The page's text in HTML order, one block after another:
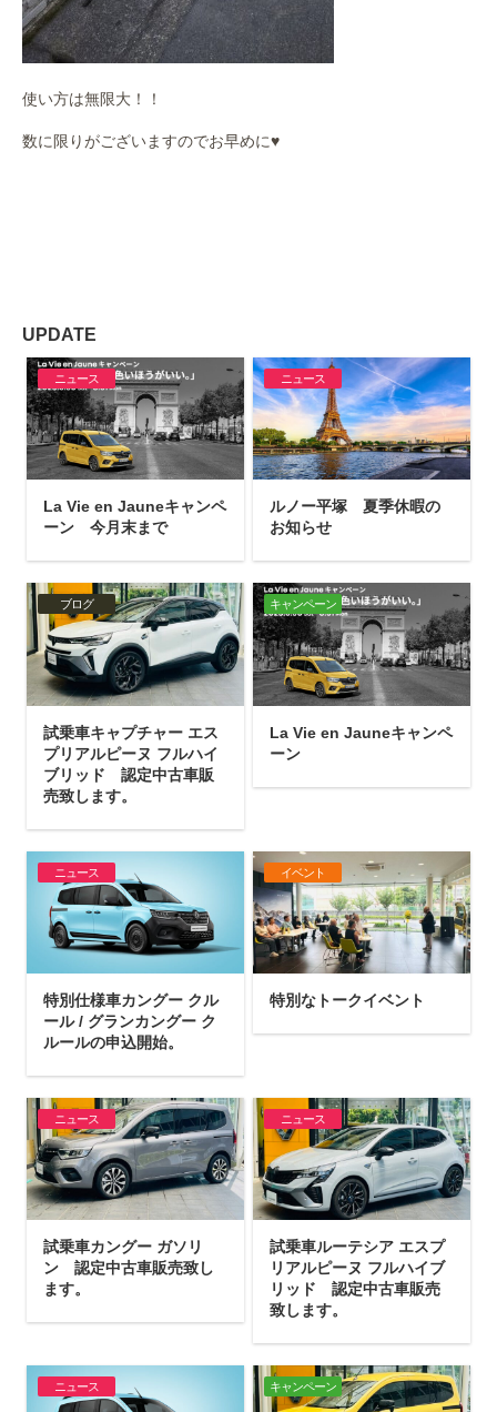
使い方は無限大！！
数に限りがございますのでお早めに♥
UPDATE
ニュース
La Vie en Jauneキャンペ
ーン 今月末まで
ニュース
ルノー平塚 夏季休暇の
お知らせ
ブログ
試乗車キャプチャー エス
プリアルピーヌ フルハイ
ブリッド 認定中古車販
売致します。
キャンペーン
La Vie en Jauneキャンペ
ーン
ニュース
特別仕様車カングー クル
ール / グランカングー ク
ルールの申込開始。
イベント
特別なトークイベント
ニュース
試乗車カングー ガソリ
ン 認定中古車販売致し
ます。
ニュース
試乗車ルーテシア エスプ
リアルピーヌ フルハイブ
リッド 認定中古車販売
致します。
ニュース キャンペーン